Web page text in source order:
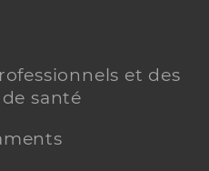
et des
santé